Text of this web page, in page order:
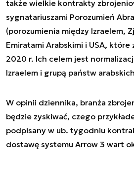
także wielkie kontrakty
sygnatariuszami Porozumień
(porozumienia między Izraelem,
Emiratami Arabskimi i USA,
2020 r. Ich celem jest
Izraelem i grupą państw
W opinii dziennika, branża
będzie zyskiwać, czego
podpisany w ub. tygodniu
dostawę systemu Arrow 3 wart